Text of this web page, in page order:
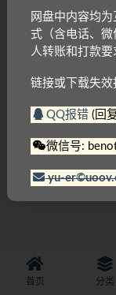
首页 分类
网盘中内容均
式（含电话、微
人转账和打款要
链接或下载失效
QQ报错(回
微信号:
yu-